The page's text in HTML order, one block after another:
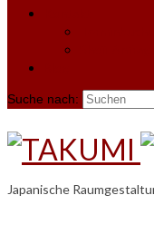
Suche nach:
Japanische